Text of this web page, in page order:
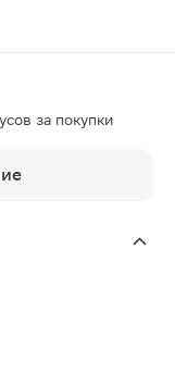
за покупки